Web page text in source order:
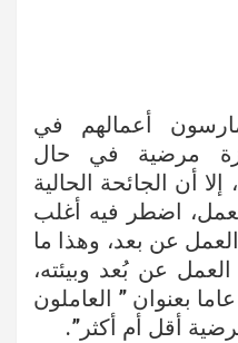
أعمالهم في
مرضية في حال
أن الجائحة الحالية
اضطر فيه أغلب
عن بعد، وهذا ما
عن بُعد وبيئته،
بعنوان ” العاملون
أقل أم أكثر”.